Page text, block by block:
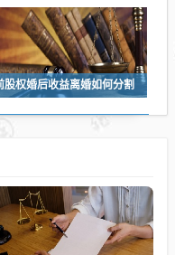
股权婚后收益离婚如何分割